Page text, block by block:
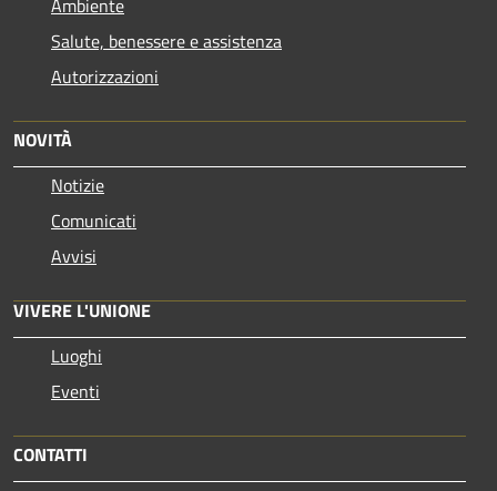
Salute, benessere e assistenza
Autorizzazioni
NOVITÀ
Notizie
Comunicati
Avvisi
VIVERE L'UNIONE
Luoghi
Eventi
CONTATTI